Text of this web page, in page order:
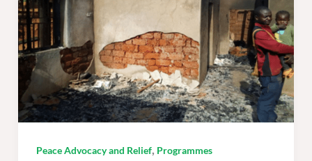
Peace Advocacy and Relief, Programmes